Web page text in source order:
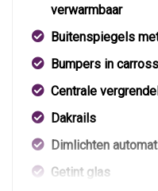
verwarmbaar
Buitenspiegels
Bumpers in
Centrale
Dakrails
Dimlichten
Getint glas